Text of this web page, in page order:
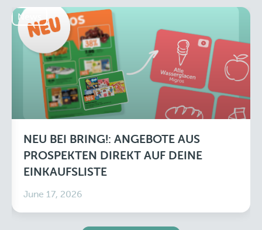
News
NEU BEI BRING!: ANGEBOTE AUS
PROSPEKTEN DIREKT AUF DEINE
EINKAUFSLISTE
June 17, 2026